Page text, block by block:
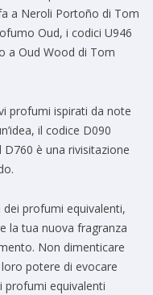
a Neroli Portoño di Tom
Oud, i codici U946
a Oud Wood di Tom
profumi ispirati da note
il codice D090
è una rivisitazione
profumi equivalenti,
la tua nuova fragranza
Non dimenticare
potere di evocare
profumi equivalenti